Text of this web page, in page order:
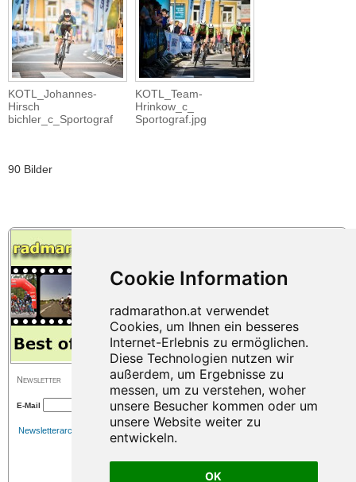
OK
KOTL_Johannes-
Hirsch
bichler_c_Sportograf
KOTL_Team-
Hrinkow_c_
Sportograf.jpg
90 Bilder
Newsletter
E-Mail
Newsletterarchiv